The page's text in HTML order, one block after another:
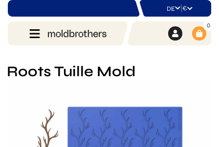
DE | €
0
Roots Tuille Mold